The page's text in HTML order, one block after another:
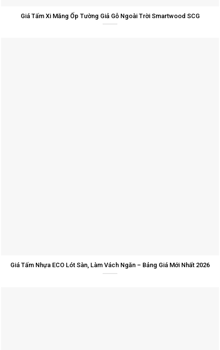
Giá Tấm Xi Măng Ốp Tường Giả Gỗ Ngoài Trời Smartwood SCG
Giá Tấm Nhựa ECO Lót Sàn, Làm Vách Ngăn – Bảng Giá Mới Nhất 2026